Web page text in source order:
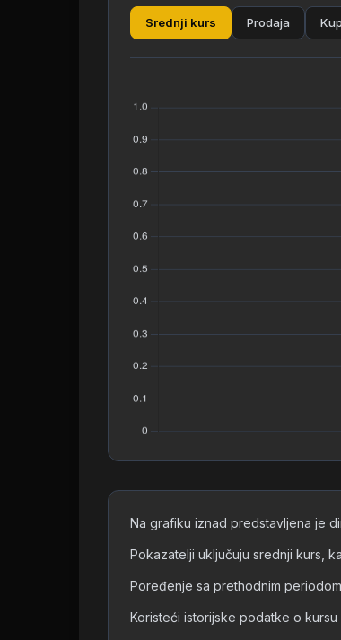
Srednji kurs Prodaja
Na grafiku iznad predstavljena je
Pokazatelji uključuju srednji kurs,
Poređenje sa prethodnim
Koristeći istorijske podatke o